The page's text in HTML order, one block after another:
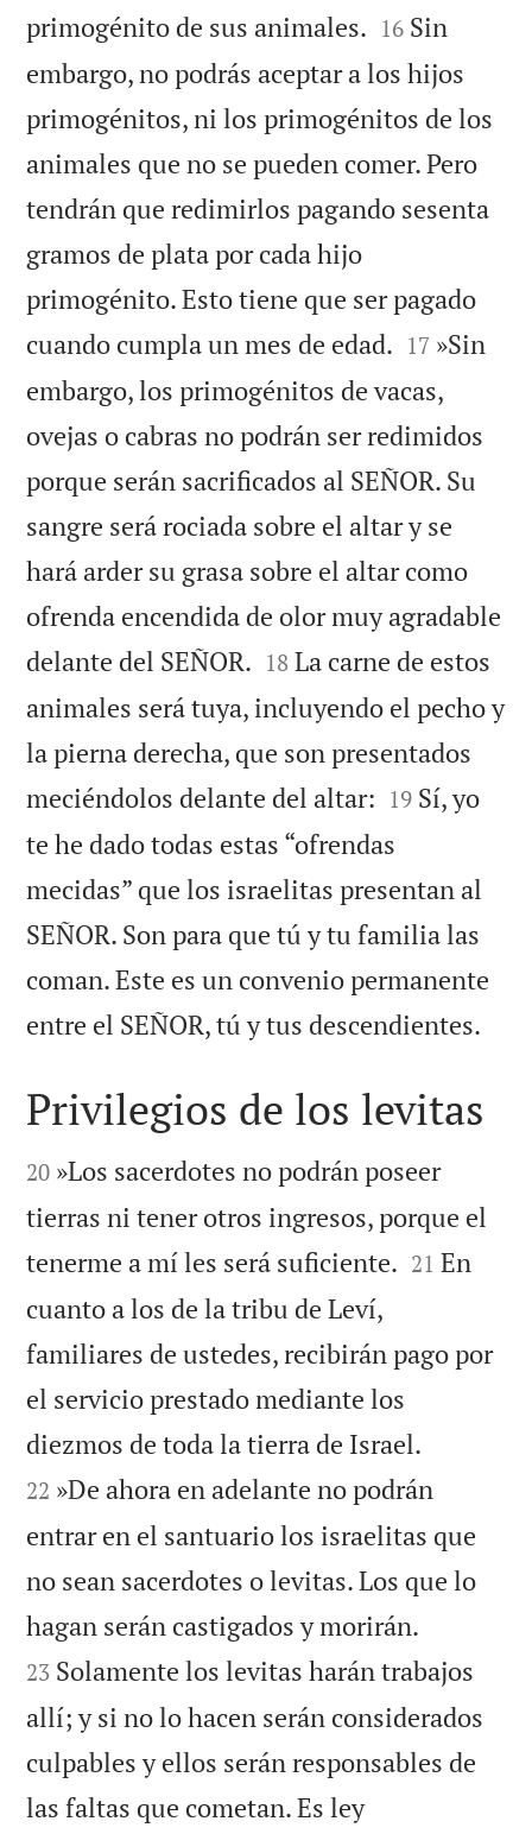
primogénito de sus animales. 

16 Sin
embargo, no podrás aceptar a los hijos
primogénitos, ni los primogénitos de los
animales que no se pueden comer. Pero
tendrán que redimirlos pagando sesenta
gramos de plata por cada hijo
primogénito. Esto tiene que ser pagado
cuando cumpla un mes de edad. 

17 »Sin
embargo, los primogénitos de vacas,
ovejas o cabras no podrán ser redimidos
porque serán sacrificados al SEÑOR. Su
sangre será rociada sobre el altar y se
hará arder su grasa sobre el altar como
ofrenda encendida de olor muy agradable
delante del SEÑOR. 

18 La carne de estos
animales será tuya, incluyendo el pecho y
la pierna derecha, que son presentados
meciéndolos delante del altar: 

19 Sí, yo
te he dado todas estas “ofrendas
mecidas” que los israelitas presentan al
SEÑOR. Son para que tú y tu familia las
coman. Este es un convenio permanente
entre el SEÑOR, tú y tus descendientes.

Privilegios de los levitas

20 »Los sacerdotes no podrán poseer
tierras ni tener otros ingresos, porque el
tenerme a mí les será suficiente. 

21 En
cuanto a los de la tribu de Leví,
familiares de ustedes, recibirán pago por
el servicio prestado mediante los
diezmos de toda la tierra de Israel.
22 »De ahora en adelante no podrán
entrar en el santuario los israelitas que
no sean sacerdotes o levitas. Los que lo
hagan serán castigados y morirán.
23 Solamente los levitas harán trabajos
allí; y si no lo hacen serán considerados
culpables y ellos serán responsables de
las faltas que cometan. Es ley